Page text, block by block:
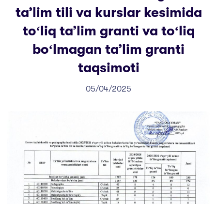
taʼlim tili va kurslar kesimida
toʻliq taʼlim granti va toʻliq
boʻlmagan taʼlim granti
taqsimoti
05/04/2025